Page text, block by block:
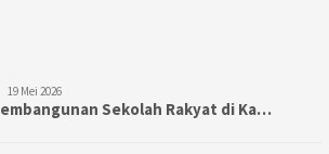
19 Mei 2026
Sekolah Rakyat di Ka…